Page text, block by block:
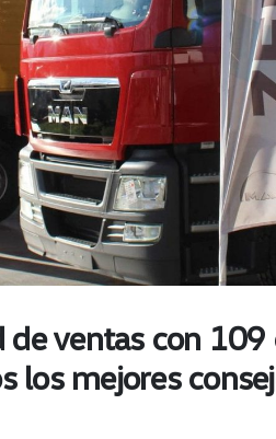
ventas con 109
los mejores